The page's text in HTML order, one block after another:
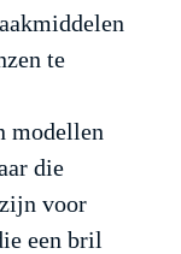
te
modellen
die
voor
een bril